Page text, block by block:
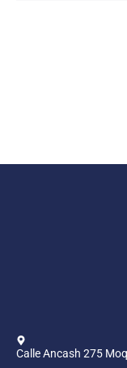
Calle Ancash 275